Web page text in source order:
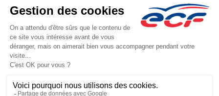
Facebook (nouvelle fenêtre)
Instagram (nouvelle fenêtre)
YouTube (nouvelle fenêtre)
TikTok (nouvelle fenêtre)
Raison sociale : ECF MIDI FRANCE - Capital social: 200000€
SIREN: 538947326 - Numéro de TVA intracommunautaire: FR 12 538947326
Agrément n°E 22 031 00040
Siège social : 39, Place des Carmes , TOULOUSE (31000) - Représentant légal